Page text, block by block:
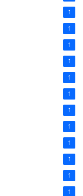
1
1
1
1
1
1
1
1
1
1
1
1